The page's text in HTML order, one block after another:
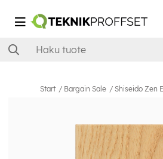
Start Bargain Sale Shiseido Zen